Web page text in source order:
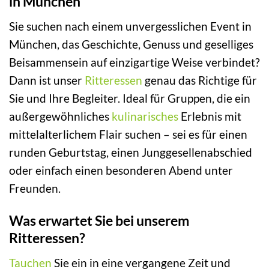
Sie suchen nach einem unvergesslichen Event in
München, das Geschichte, Genuss und geselliges
Beisammensein auf einzigartige Weise verbindet?
Dann ist unser Ritteressen genau das Richtige für
Sie und Ihre Begleiter. Ideal für Gruppen, die ein
außergewöhnliches kulinarisches Erlebnis mit
mittelalterlichem Flair suchen – sei es für einen
runden Geburtstag, einen Junggesellenabschied
oder einfach einen besonderen Abend unter
Freunden.
Was erwartet Sie bei unserem
Ritteressen?
Tauchen Sie ein in eine vergangene Zeit und